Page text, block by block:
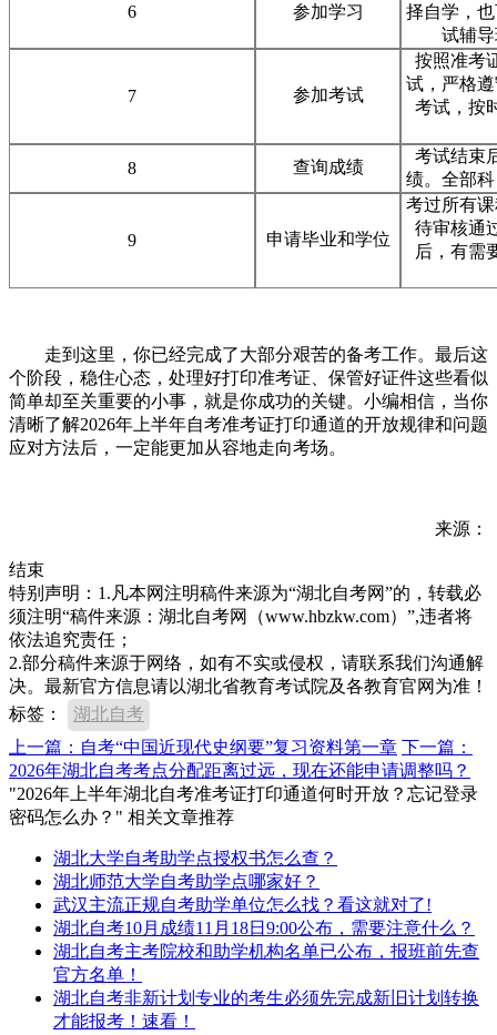
6 参加学习
择自学，
试辅
7 参加考试
按照准考
试，严格
考试，按
8 查询成绩
考试结束
绩。全部
9 申请毕业和学位
考过所有
待审核通
后，有需
走到这里，你已经完成了大部分艰苦的备考工作。最后这
个阶段，稳住心态，处理好打印准考证、保管好证件这些看似
简单却至关重要的小事，就是你成功的关键。小编相信，当你
清晰了解2026年上半年自考准考证打印通道的开放规律和问题
应对方法后，一定能更加从容地走向考场。
来源：
结束
特别声明：1.凡本网注明稿件来源为“湖北自考网”的，转载必
须注明“稿件来源：湖北自考网（www.hbzkw.com）”,违者将
依法追究责任；
2.部分稿件来源于网络，如有不实或侵权，请联系我们沟通解
决。最新官方信息请以湖北省教育考试院及各教育官网为准！
标签：
湖北自考
上一篇：自考“中国近现代史纲要”复习资料第一章 下一篇：
2026年湖北自考考点分配距离过远，现在还能申请调整吗？
"2026年上半年湖北自考准考证打印通道何时开放？忘记登录
密码怎么办？" 相关文章推荐
湖北大学自考助学点授权书怎么查？
湖北师范大学自考助学点哪家好？
武汉主流正规自考助学单位怎么找？看这就对了!
湖北自考10月成绩11月18日9:00公布，需要注意什么？
湖北自考主考院校和助学机构名单已公布，报班前先查
官方名单！
湖北自考非新计划专业的考生必须先完成新旧计划转换
才能报考！速看！